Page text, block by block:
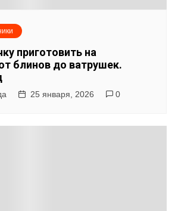
приготовить на
блинов до ватрушек.
25 января, 2026 0